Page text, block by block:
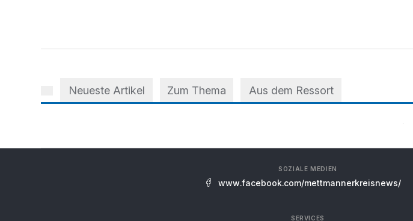
Neueste Artikel Zum Thema Aus dem Ressort
SOZIALE MEDIEN
www.facebook.com/mettmannerkreisnews/
SERVICES